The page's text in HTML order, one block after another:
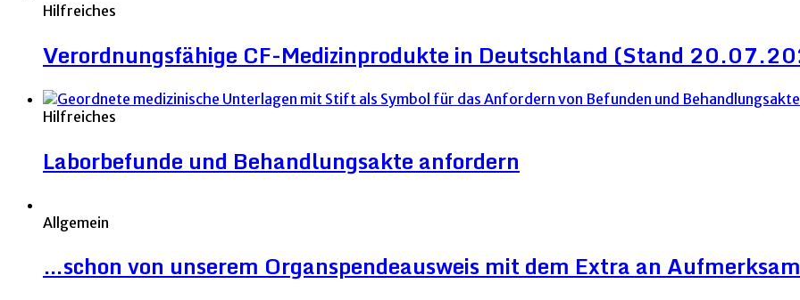
Hilfreiches
Verordnungsfähige CF-Medizinprodukte in Deutschland (Stand
Hilfreiches
Laborbefunde und Behandlungsakte anfordern
Allgemein
…schon von unserem Organspendeausweis mit dem Extra an